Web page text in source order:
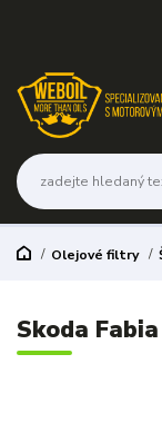
Olejové filtry
Skoda